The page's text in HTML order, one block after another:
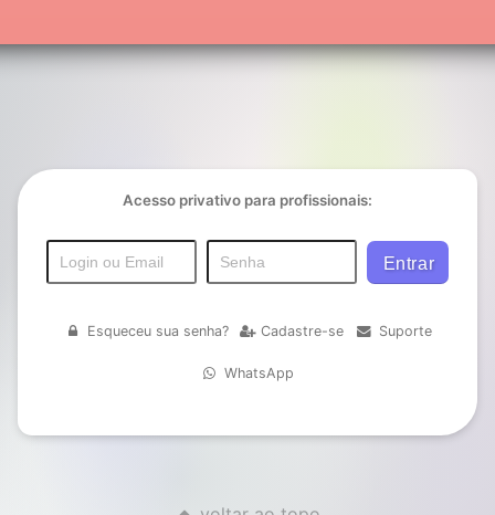
Acesso privativo para profissionais:
Esqueceu sua senha? Cadastre-se Suporte
WhatsApp